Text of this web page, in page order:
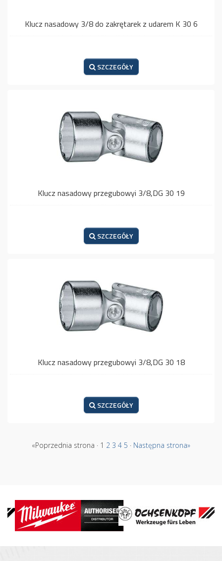
Klucz nasadowy 3/8 do zakrętarek z udarem K 30 6
SZCZEGÓŁY
Klucz nasadowy przegubowyi 3/8,DG 30 19
SZCZEGÓŁY
Klucz nasadowy przegubowyi 3/8,DG 30 18
SZCZEGÓŁY
«Poprzednia strona · 1 2 3 4 5 · Następna strona»